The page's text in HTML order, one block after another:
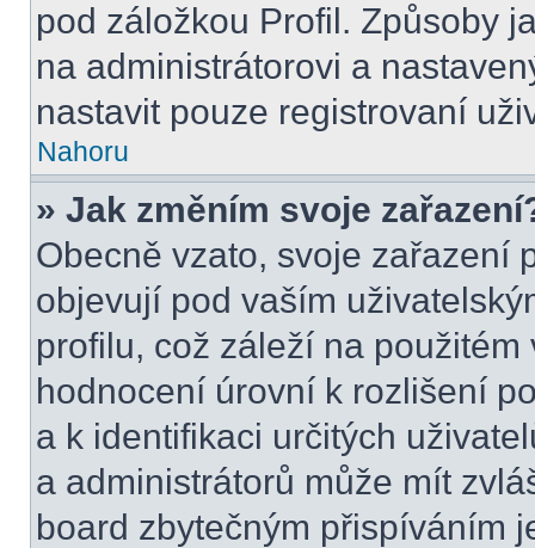
pod záložkou Profil. Způsoby
na administrátorovi a
nastavit pouze registrovaní
Nahoru
» Jak změním svoje
Obecně vzato, svoje zařazení
objevují pod vaším
profilu, což záleží na
hodnocení úrovní k rozlišení
a k identifikaci určitých
a administrátorů může mít
board zbytečným přispíváním